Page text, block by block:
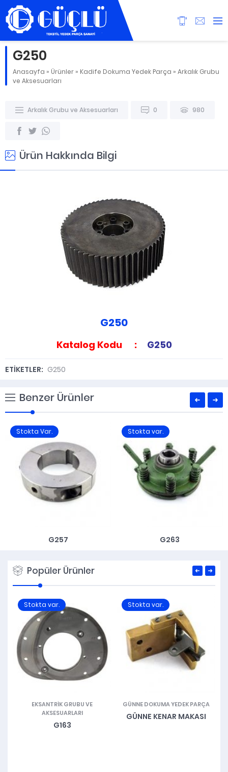
G250
Anasayfa » Ürünler » Kadife Dokuma Yedek Parça » Arkalık Grubu
ve Aksesuarları
Arkalık Grubu ve Aksesuarları 0 980
Ürün Hakkında Bilgi
G250
Katalog Kodu : G250
ETİKETLER: G250
Benzer Ürünler
Stokta Var.
G257
Stokta var.
G263
Popüler Ürünler
Stokta var.
EKSANTRIK GRUBU VE
AKSESUARLARI
G163
Stokta var.
GÜNNE DOKUMA YEDEK PARÇA
GÜNNE KENAR MAKASI